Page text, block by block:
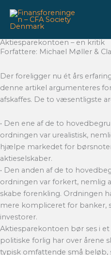
indholdet
Aktiesparekontoen – en kritik
Forfattere: Michael Møller &
Der foreligger nu ét års
denne artikel argumenteres
afskaffes. De to væsentligste
• Den ene af de to
ordningen var urealistisk,
hjælpe markedet for
aktieselskaber.
• Den anden af de to
ordningen var forkert, nemlig
skabe forenkling. Ordningen
mere kompliceret for banker,
investorer.
Aktiesparekontoen bør ses i
politiske forlig har over årene
typisk omfattende små